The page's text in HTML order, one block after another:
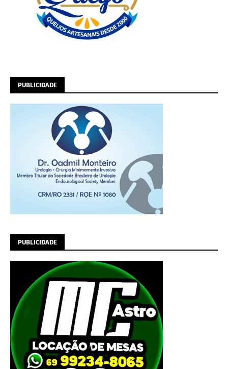
PUBLICIDADE
PUBLICIDADE